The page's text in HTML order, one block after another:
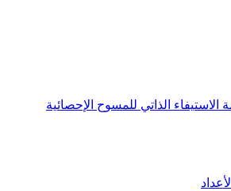
الاستيفاء الذاتي للمسوح الإحصائية